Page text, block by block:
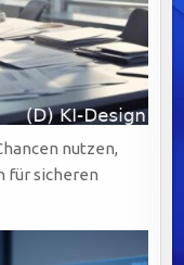
nutzen,
für sicheren